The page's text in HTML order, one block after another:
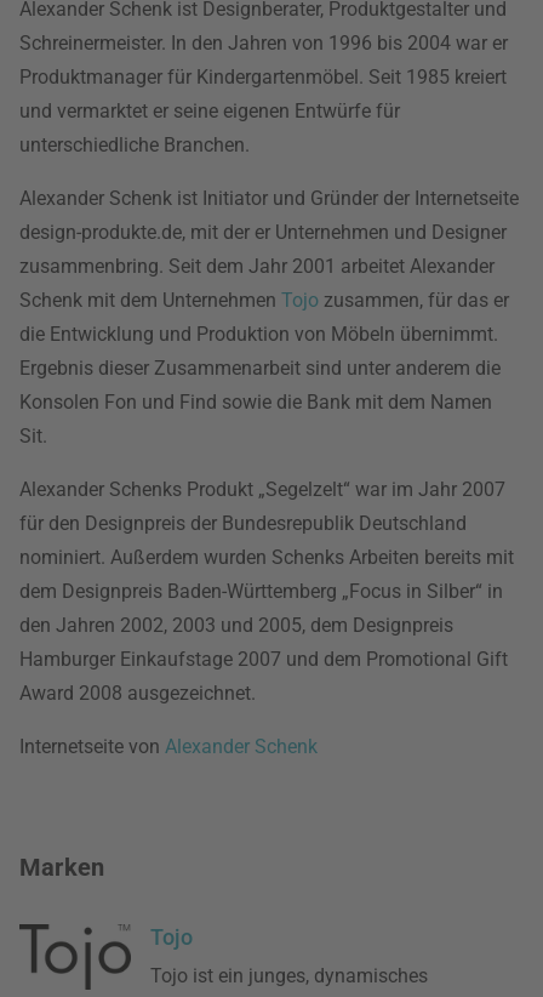
Alexander Schenk ist Designberater, Produktgestalter und
Schreinermeister. In den Jahren von 1996 bis 2004 war er
Produktmanager für Kindergartenmöbel. Seit 1985 kreiert
und vermarktet er seine eigenen Entwürfe für
unterschiedliche Branchen.
Alexander Schenk ist Initiator und Gründer der Internetseite
design-produkte.de, mit der er Unternehmen und Designer
zusammenbring. Seit dem Jahr 2001 arbeitet Alexander
Schenk mit dem Unternehmen Tojo zusammen, für das er
die Entwicklung und Produktion von Möbeln übernimmt.
Ergebnis dieser Zusammenarbeit sind unter anderem die
Konsolen Fon und Find sowie die Bank mit dem Namen
Sit.
Alexander Schenks Produkt „Segelzelt“ war im Jahr 2007
für den Designpreis der Bundesrepublik Deutschland
nominiert. Außerdem wurden Schenks Arbeiten bereits mit
dem Designpreis Baden-Württemberg „Focus in Silber“ in
den Jahren 2002, 2003 und 2005, dem Designpreis
Hamburger Einkaufstage 2007 und dem Promotional Gift
Award 2008 ausgezeichnet.
Internetseite von Alexander Schenk
Marken
Tojo
Tojo ist ein junges, dynamisches